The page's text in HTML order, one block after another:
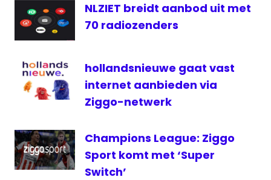
televisie
NLZIET breidt aanbod uit met
70 radiozenders
hollandsnieuwe gaat vast
internet aanbieden via
Ziggo-netwerk
Champions League: Ziggo
Sport komt met ‘Super
Switch’